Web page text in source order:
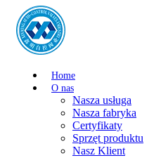
Home
O nas
Nasza usługa
Nasza fabryka
Certyfikaty
Sprzęt produktu
Nasz Klient